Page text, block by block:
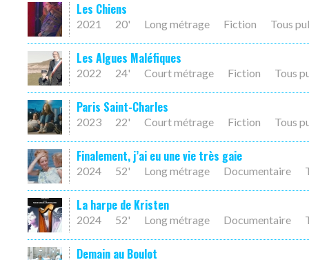
Les Chiens
2021 20' Long métrage Fiction Tous
Les Algues Maléfiques
2022 24' Court métrage Fiction Tous
Paris Saint-Charles
2023 22' Court métrage Fiction Tous
Finalement, j’ai eu une vie très gaie
2024 52' Long métrage Documentaire
La harpe de Kristen
2024 52' Long métrage Documentaire
Demain au Boulot